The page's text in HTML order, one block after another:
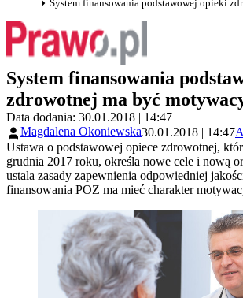
System finansowania podstawowej opieki
System finansowania
zdrowotnej ma być
Data dodania: 30.01.2018 | 14:47
Magdalena Okoniewska30.01.2018 | 14:47
Ustawa o podstawowej opiece zdrowotnej,
grudnia 2017 roku, określa nowe cele i nową
ustala zasady zapewnienia odpowiedniej
finansowania POZ ma mieć charakter